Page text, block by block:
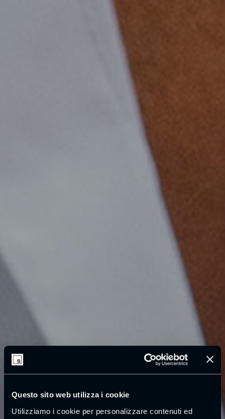
Questo sito web utilizza i cookie
Utilizziamo i cookie per personalizzare contenuti ed